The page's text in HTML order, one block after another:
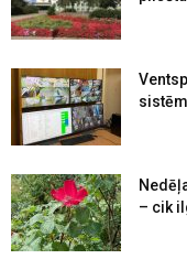
– cik